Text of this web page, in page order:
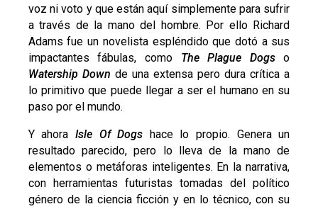
voz ni voto y que están aquí simplemente para sufrir
a través de la mano del hombre. Por ello Richard
Adams fue un novelista espléndido que dotó a sus
impactantes fábulas, como The Plague Dogso
Watership Down de una extensa pero dura crítica a
lo primitivo que puede llegar a ser el humano en su
paso por el mundo.
Y ahora Isle Of Dogs hace lo propio. Genera un
resultado parecido, pero lo lleva de la mano de
elementos o metáforas inteligentes. En la narrativa,
con herramientas futuristas tomadas del político
género de la ciencia ficción y en lo técnico, con su